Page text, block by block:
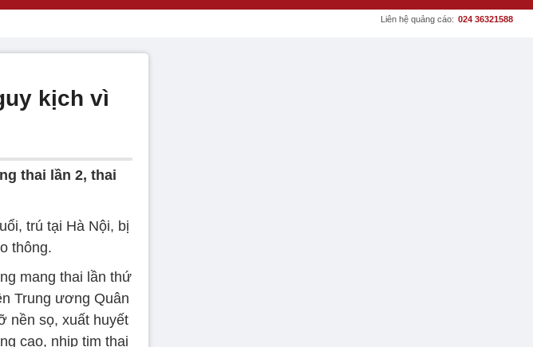
Liên hệ quảng cáo: 024 36321588
kịch vì
thai lần 2, thai
trú tại Hà Nội, bị
thông.
mang thai lần thứ
Trung ương Quân
nền sọ, xuất huyết
cao, nhịp tim thai